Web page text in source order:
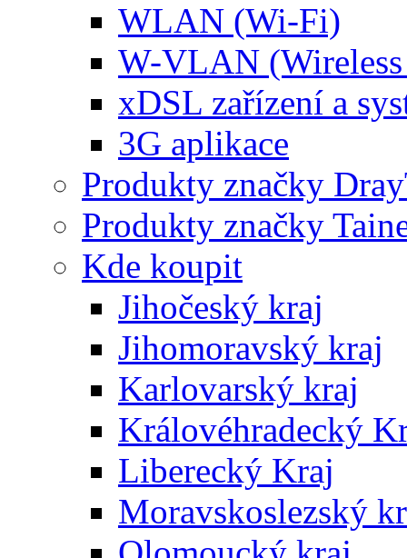
WLAN (Wi-Fi)
W-VLAN
xDSL zařízení a
3G aplikace
Produkty značky
Produkty značky
Kde koupit
Jihočeský kraj
Jihomoravský kraj
Karlovarský kraj
Královéhradecký
Liberecký Kraj
Moravskoslezský